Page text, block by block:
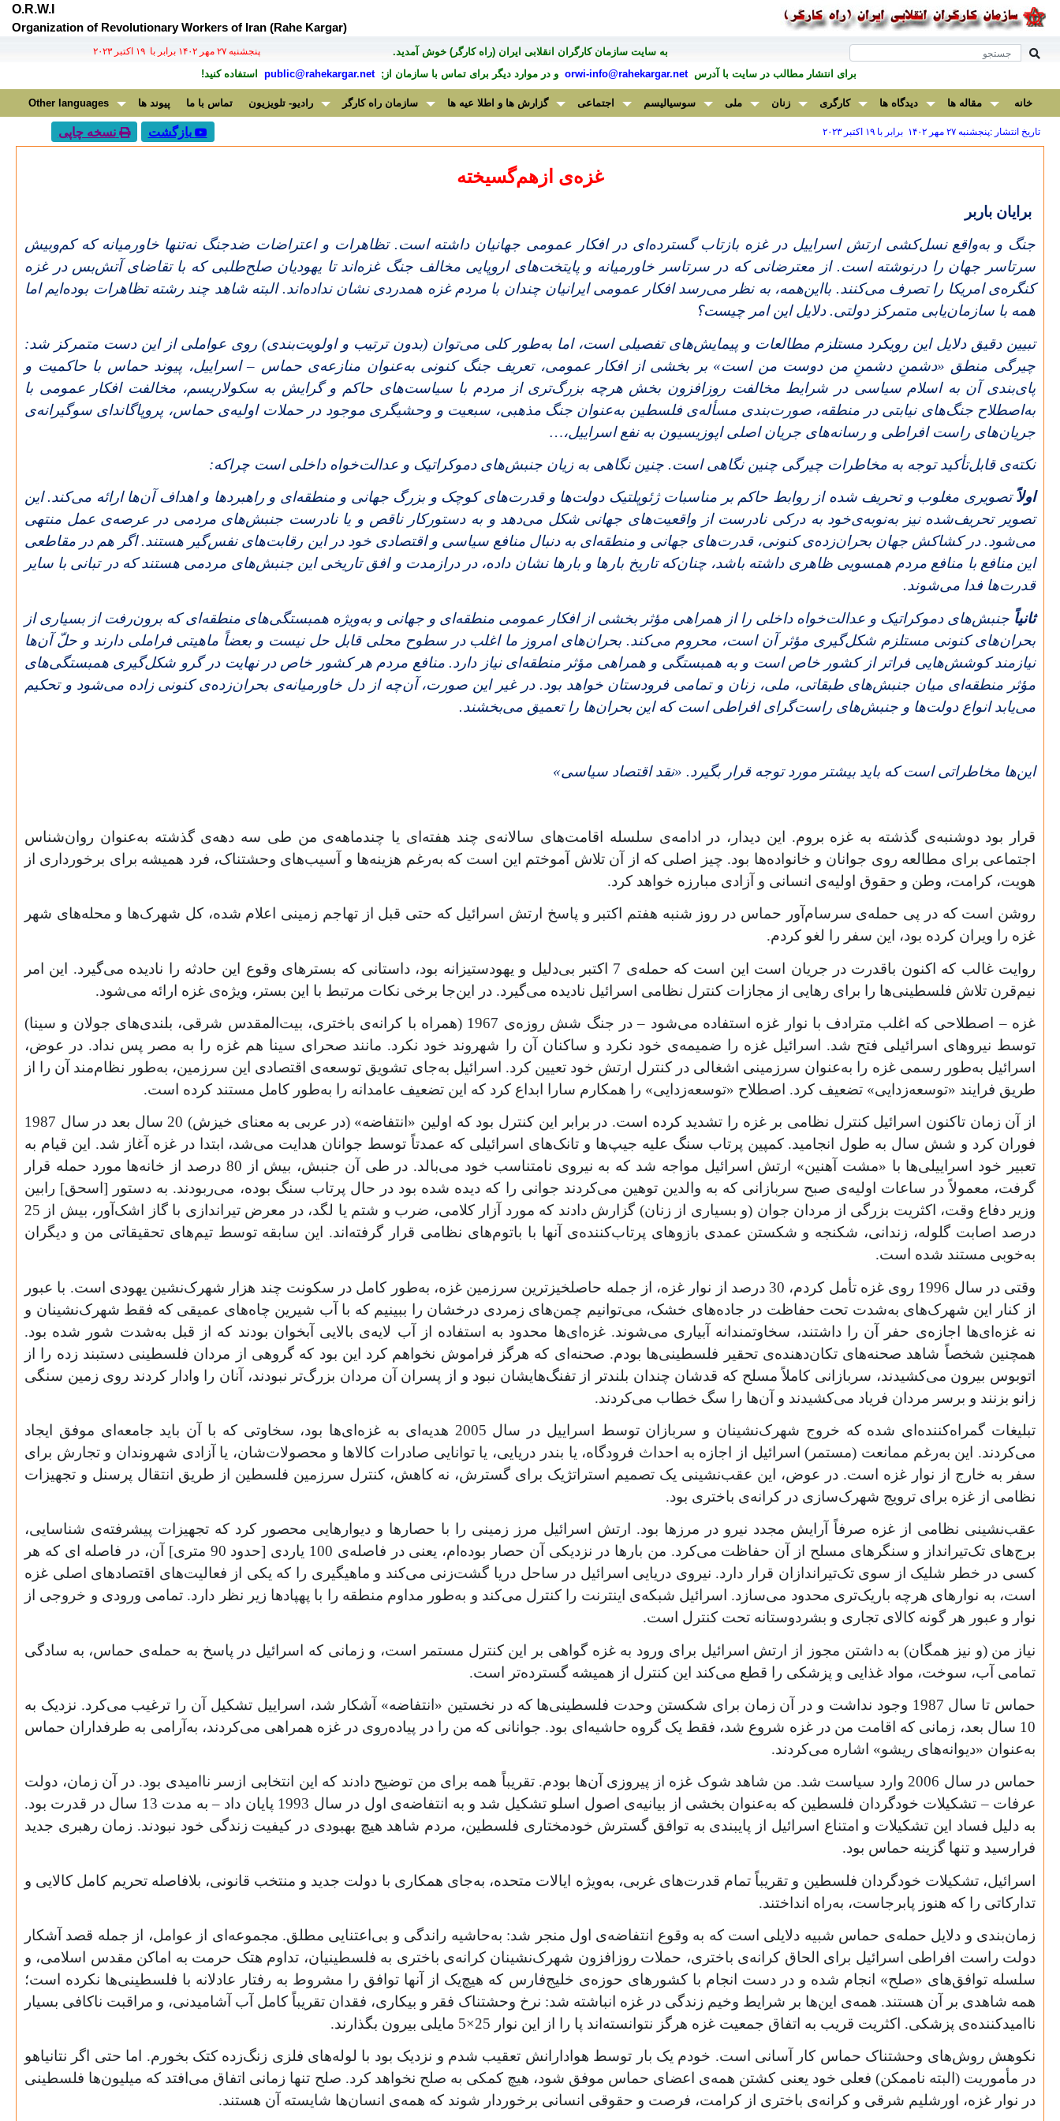
O.R.W.I
Organization of Revolutionary Workers of Iran (Rahe Kargar)
به سايت سازمان کارگران انقلابی ايران (راه کارگر) خوش آمديد. پنجشنبه ۲۷ مهر ۱۴۰۲ برابر با ۱۹ اکتبر ۲۰۲۳
برای انتشار مطالب در سايت با آدرسorwi-info@rahekargar.net و در موارد ديگر برای تماس با سازمان از;public@rahekargar.net استفاده کنید!
خانه مقاله ها دیدگاه ها کارگری زنان ملی سوسیالیسم اجتماعی گزارش ها و اطلا عیه ها سازمان راه کارگر رادیو- تلویزیون تماس با ما پیوند ها Other languages
تاریخ انتشار :پنجشنبه ۲۷ مهر ۱۴۰۲ برابر با ۱۹ اکتبر ۲۰۲۳ بازگشت نسخه چاپی
غزه‌ی ازهم‌گسیخته
برایان باربر
جنگ و به‌واقع نسل‌کشی ارتش اسراییل در غزه بازتاب گسترده‌ای در افکار عمومی جهانیان داشته است. تظاهرات و اعتراضات ضدجنگ نه‌تنها خاورمیانه که کم‌وبیش
سرتاسر جهان را درنوشته است. از معترضانی که در سرتاسر خاورمیانه و پایتخت‌های اروپایی مخالف جنگ غزه‌اند تا یهودیان صلح‌طلبی که با تقاضای آتش‌بس در غزه
کنگره‌ی امریکا را تصرف می‌کنند. بااین‌همه، به نظر می‌رسد افکار عمومی ایرانیان چندان با مردم غزه همدردی نشان نداده‌اند. البته شاهد چند رشته تظاهرات بوده‌ایم اما
همه با سازمان‌یابی متمرکز دولتی. دلایل این امر چیست؟
تبیین دقیق دلایل این رویکرد مستلزم مطالعات و پیمایش‌های تفصیلی است، اما به‌طور کلی می‌توان (بدون ترتیب و اولویت‌بندی) روی عواملی از این دست متمرکز شد:
چیرگی منطق «دشمنِ دشمنِ من دوست من است» بر بخشی از افکار عمومی، تعریف جنگ کنونی به‌عنوان منازعه‌ی حماس – اسراییل، پیوند حماس با حاکمیت و
پای‌بندی آن به اسلام‌ سیاسی در شرایط مخالفت روزافزون بخش هرچه بزرگ‌تری از مردم با سیاست‌های حاکم و گرایش به سکولاریسم، مخالفت افکار عمومی با
به‌اصطلاح جنگ‌های نیابتی در منطقه، صورت‌بندی مسأله‌ی فلسطین به‌عنوان جنگ مذهبی، سبعیت و وحشیگری موجود در حملات اولیه‌ی حماس، پروپاگاندای سوگیرانه‌ی
جریان‌های راست افراطی و رسانه‌های جریان اصلی اپوزیسیون به نفع اسراییل،…
نکته‌ی قابل‌تأکید توجه به مخاطرات چیرگی چنین نگاهی است. چنین نگاهی به زیان جنبش‌های دموکراتیک و عدالت‌خواه داخلی است چراکه:
اولاًتصویری مغلوب و تحریف شده از روابط حاکم بر مناسبات ژئوپلتیک دولت‌ها و قدرت‌های کوچک و بزرگ جهانی و منطقه‌ای و راهبردها و اهداف آن‌ها ارائه می‌کند. این
تصویر تحریف‌شده نیز به‌نوبه‌ی‌خود به درکی نادرست از واقعیت‌های جهانی شکل می‌دهد و به دستورکار ناقص و یا نادرست جنبش‌های مردمی در عرصه‌ی عمل منتهی
می‌شود. در کشاکش جهان بحران‌زده‌ی کنونی، قدرت‌های جهانی و منطقه‌ای به دنبال منافع سیاسی و اقتصادی خود در این رقابت‌های نفس‌گیر هستند. اگر هم در مقاطعی
این منافع با منافع مردم همسویی ظاهری داشته باشد، چنان‌که تاریخ بارها و بارها نشان داده، در درازمدت و افق تاریخی این جنبش‌های مردمی هستند که در تبانی با سایر
قدرت‌ها فدا می‌شوند.
ثانیاً جنبش‌های دموکراتیک و عدالت‌خواه داخلی را از همراهی مؤثر بخشی از افکار عمومی منطقه‌ای و جهانی و به‌ویژه همبستگی‌های منطقه‌ای که برون‌رفت از بسیاری از
بحران‌های کنونی مستلزم شکل‌گیری مؤثر آن است، محروم می‌کند. بحران‌های امروز ما اغلب در سطوح محلی قابل حل نیست و بعضاً ماهیتی فراملی دارند و حلّ آن‌ها
نیازمند کوشش‌هایی فراتر از کشور خاص است و به همبستگی و همراهی مؤثر منطقه‌ای نیاز دارد. منافع مردم هر کشور خاص در نهایت در گرو شکل‌گیری همبستگی‌های
مؤثر منطقه‌ای میان جنبش‌های طبقاتی، ملی، زنان و تمامی فرودستان خواهد بود. در غیر این صورت، آن‌چه از دل خاورمیانه‌ی بحران‌زده‌ی کنونی زاده می‌شود و تحکیم
می‌یابد انواع دولت‌ها و جنبش‌های راست‌گرای افراطی است که این بحران‌ها را تعمیق می‌بخشند.
این‌ها مخاطراتی است که باید بیشتر مورد توجه قرار بگیرد. «نقد اقتصاد سیاسی»
قرار بود دوشنبه‌ی گذشته به غزه بروم. این دیدار، در ادامه‌ی سلسله اقامت‌های سالانه‌ی چند هفته‌ای یا چندماهه‌ی من طی سه دهه‌ی گذشته به‌عنوان روان‌شناس
اجتماعی برای مطالعه روی جوانان و خانواده‌ها ‌بود. چیز اصلی که از آن تلاش آموختم این است که به‌رغم هزینه‌ها و آسیب‌های وحشتناک، فرد همیشه برای برخورداری از
هویت، کرامت، وطن و حقوق اولیه‌ی انسانی و آزادی مبارزه خواهد کرد.
روشن است که در پی حمله‌ی سرسام‌آور حماس در روز شنبه هفتم اکتبر و پاسخ ارتش اسرائیل که حتی قبل از تهاجم زمینی اعلام شده، کل شهرک‌ها و محله‌های شهر
غزه را ویران کرده بود، این سفر را لغو کردم.
روایت غالب که اکنون با‌قدرت در جریان است این است که حمله‌ی 7 اکتبر بی‌دلیل و یهودستیزانه بود، داستانی که بسترهای وقوع این حادثه را نادیده می‌گیرد. این امر
نیم‌قرن تلاش فلسطینی‌ها را برای رهایی از مجازات کنترل نظامی اسرائیل نادیده می‌گیرد. در این‌جا برخی نکات مرتبط با این بستر، ویژه‌ی غزه ارائه می‌شود.
غزه – اصطلاحی که اغلب مترادف با نوار غزه استفاده می‌شود – در جنگ شش روزه‌ی 1967 (همراه با کرانه‌ی باختری، بیت‌المقدس شرقی، بلندی‌های جولان و سینا)
توسط نیروهای اسرائیلی فتح شد. اسرائیل غزه را ضمیمه‌ی خود نکرد و ساکنان آن را شهروند خود نکرد. مانند صحرای سینا هم غزه را به مصر پس نداد. در عوض،
اسرائیل به‌طور رسمی غزه را به‌عنوان سرزمینی اشغالی در کنترل ارتش خود تعیین کرد. اسرائیل به‌جای تشویق توسعه‌ی اقتصادی این سرزمین، به‌طور نظام‌مند آن را از
طریق فرایند «توسعه‌زدایی» تضعیف کرد. اصطلاح «توسعه‌زدایی» را همکارم سارا ابداع کرد که این تضعیف عامدانه را به‌طور کامل مستند کرده است.
از آن زمان تاکنون اسرائیل کنترل نظامی بر غزه را تشدید کرده است. در برابر این کنترل بود که اولین «انتفاضه» (در عربی به معنای خیزش) 20 سال بعد در سال 1987
فوران کرد و شش سال به طول انجامید. کمپین پرتاب سنگ علیه جیپ‌ها و تانک‌های اسرائیلی که عمدتاً توسط جوانان هدایت می‌شد، ابتدا در غزه آغاز شد. این قیام به
تعبیر خود اسراییلی‌ها با «مشت آهنین» ارتش اسرائیل مواجه شد که به نیروی نامتناسب خود می‌بالد. در طی آن جنبش، بیش از 80 درصد از خانه‌ها مورد حمله قرار
گرفت، معمولاً در ساعات اولیه‌ی صبح سربازانی که به والدین توهین می‌کردند جوانی را که دیده شده بود در حال پرتاب سنگ بوده، می‌ربودند. به دستور [اسحق] رابین
وزیر دفاع وقت، اکثریت بزرگی از مردان جوان (و بسیاری از زنان) گزارش دادند که مورد آزار کلامی، ضرب و شتم یا لگد، در معرض تیراندازی با گاز اشک‌آور، بیش از 25
درصد اصابت گلوله، زندانی، شکنجه و شکستن عمدی بازوهای پرتاب‌کننده‌ی آنها با باتوم‌های نظامی قرار گرفته‌اند. این سابقه توسط تیم‌های تحقیقاتی من و دیگران
به‌خوبی مستند شده است.
وقتی در سال 1996 روی غزه تأمل کردم، 30 درصد از نوار غزه، از جمله حاصلخیزترین سرزمین غزه، به‌طور کامل در سکونت چند هزار شهرک‌نشین یهودی است. با عبور
از کنار این شهرک‌های به‌شدت تحت حفاظت در جاده‌های خشک، می‌توانیم چمن‌های زمردی درخشان را ببینیم که با آب شیرین چاه‌های عمیقی که فقط شهرک‌نشینان و
نه غزه‌ای‌ها اجازه‌ی حفر آن را داشتند، سخاوتمندانه آبیاری می‌شوند. غزه‌ای‌ها محدود به استفاده از آب لایه‌ی بالایی آبخوان بودند که از قبل به‌شدت شور شده بود.
همچنین شخصاً شاهد صحنه‌های تکان‌دهنده‌ی تحقیر فلسطینی‌ها بودم. صحنه‌ای که هرگز فراموش نخواهم کرد این بود که گروهی از مردان فلسطینی دستبند زده را از
اتوبوس بیرون می‌کشیدند، سربازانی کاملاً مسلح که قدشان چندان بلندتر از تفنگ‌هایشان نبود و از پسران آن مردان بزرگ‌تر نبودند، آنان را وادار کردند روی زمین سنگی
زانو بزنند و برسر مردان فریاد می‌کشیدند و آن‌ها را سگ خطاب می‌کردند.
تبلیغات گمراه‌کننده‌ای شده که خروج شهرک‌نشینان و سربازان توسط اسراییل در سال 2005 هدیه‌ای به غزه‌ای‌ها بود، سخاوتی که با آن باید جامعه‌ای موفق ایجاد
می‌کردند. این به‌رغم ممانعت (مستمر) اسرائیل از اجازه به احداث فرودگاه، یا بندر دریایی، یا توانایی صادرات کالاها و محصولات‌شان، یا آزادی شهروندان و تجارش برای
سفر به خارج از نوار غزه است. در عوض، این عقب‌نشینی یک تصمیم استراتژیک برای گسترش، نه کاهش، کنترل سرزمین فلسطین از طریق انتقال پرسنل و تجهیزات
نظامی از غزه برای ترویج شهرک‌سازی در کرانه‌ی باختری بود.
عقب‌نشینی نظامی از غزه صرفاً آرایش مجدد نیرو در مرزها بود. ارتش اسرائیل مرز زمینی را با حصارها و دیوارهایی محصور کرد که تجهیزات پیشرفته‌ی شناسایی،
برج‌های تک‌تیرانداز و سنگرهای مسلح از آن حفاظت می‌کرد. من بارها در نزدیکی آن حصار بوده‌ام، یعنی در فاصله‌ی 100 یاردی [حدود 90 متری] آن، در فاصله ای که هر
کسی در خطر شلیک از سوی تک‌تیراندازان قرار دارد. نیروی دریایی اسرائیل در ساحل دریا گشت‌زنی می‌کند و ماهیگیری را که یکی از فعالیت‌های اقتصادهای اصلی غزه
است، به نوارهای هرچه باریک‌تری محدود می‌سازد. اسرائیل شبکه‌ی اینترنت را کنترل می‌کند و به‌طور مداوم منطقه را با پهپادها زیر نظر دارد. تمامی ورودی و خروجی از
نوار و عبور هر گونه کالای تجاری و بشردوستانه تحت کنترل است.
نیاز من (و نیز همگان) به داشتن مجوز از ارتش اسرائیل برای ورود به غزه گواهی بر این کنترل مستمر است، و زمانی که اسرائیل در پاسخ به حمله‌ی حماس، به سادگی
تمامی آب، سوخت، مواد غذایی و پزشکی را قطع می‌کند این کنترل از همیشه گسترده‌تر است.
حماس تا سال 1987 وجود نداشت و در آن زمان برای شکستن وحدت فلسطینی‌ها که در نخستین «انتفاضه»‌ آشکار شد، اسراییل تشکیل آن را ترغیب می‌کرد. نزدیک به
10 سال بعد، زمانی که اقامت من در غزه شروع شد، فقط یک گروه حاشیه‌ای بود. جوانانی که من را در پیاده‌روی در غزه همراهی می‌کردند، به‌آرامی به طرفداران حماس
به‌عنوان «دیوانه‌های ریشو» اشاره می‌کردند.
حماس در سال 2006 وارد سیاست شد. من شاهد شوک غزه از پیروزی آن‌ها بودم. تقریباً همه برای من توضیح دادند که این انتخابی ازسر ناامیدی بود. در آن زمان، دولت
عرفات – تشکیلات خودگردان فلسطین که به‌عنوان بخشی از بیانیه‌ی اصول اسلو تشکیل شد و به انتفاضه‌ی اول در سال 1993 پایان داد – به مدت 13 سال در قدرت بود.
به دلیل فساد این تشکیلات و امتناع اسرائیل از پایبندی به توافق گسترش خودمختاری فلسطین، مردم شاهد هیچ بهبودی در کیفیت زندگی خود نبودند. زمان رهبری جدید
فرارسید و تنها گزینه حماس بود.
اسرائیل، تشکیلات خودگردان فلسطین و تقریباً تمام قدرت‌های غربی، به‌ویژه ایالات متحده، به‌جای همکاری با دولت جدید و منتخب قانونی، بلافاصله تحریم کامل کالایی و
تدارکاتی را که هنوز پابرجاست، به‌راه انداختند.
زمان‌بندی و دلایل حمله‌ی حماس شبیه دلایلی است که به وقوع انتفاضه‌ی اول منجر شد: به‌حاشیه راندگی و بی‌اعتنایی مطلق. مجموعه‌ای از عوامل، از جمله قصد آشکار
دولت راست افراطی اسرائیل برای الحاق کرانه‌ی باختری، حملات روزافزون شهرک‌نشینان کرانه‌ی باختری به فلسطینیان، تداوم هتک حرمت به اماکن مقدس اسلامی، و
سلسله توافق‌های «صلح» انجام شده و در دست انجام با کشورهای حوزه‌ی خلیج‌فارس که هیچ‌یک از آنها توافق را مشروط به رفتار عادلانه با فلسطینی‌ها نکرده است؛
همه شاهدی بر آن هستند. همه‌ی این‌ها بر شرایط وخیم زندگی در غزه انباشته شد: نرخ وحشتناک فقر و بیکاری، فقدان تقریباً کامل آب آشامیدنی، و مراقبت ناکافی بسیار
ناامیدکننده‌ی پزشکی. اکثریت قریب به اتفاق جمعیت غزه هرگز نتوانسته‌اند پا را از این نوار 25×5 مایلی بیرون بگذارند.
نکوهش روش‌های وحشتناک حماس کار آسانی است. خودم یک بار توسط هوادارانش تعقیب شدم و نزدیک بود با لوله‌های فلزی زنگ‌زده کتک بخورم. اما حتی اگر نتانیاهو
در مأموریت (البته ناممکن) فعلی خود یعنی کشتن همه‌ی اعضای حماس موفق شود، هیچ کمکی به صلح نخواهد کرد. صلح تنها زمانی اتفاق می‌افتد که میلیون‌ها فلسطینی
در نوار غزه، اورشلیم شرقی و کرانه‌ی باختری از کرامت، فرصت و حقوقی انسانی برخوردار شوند که همه‌ی انسان‌ها شایسته آن هستند.